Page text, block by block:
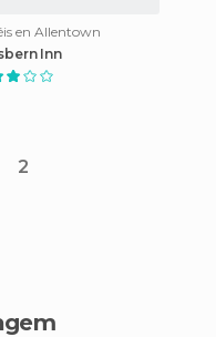
en Allentown
Inn
2